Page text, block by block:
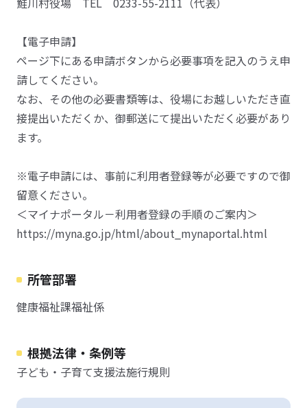
【電子申請】
ページ下にある申請ボタンから必要事項を記入のうえ申
請してください。
なお、その他の必要書類等は、役場にお越しいただき直
接提出いただくか、御郵送にて提出いただく必要があり
ます。
※電子申請には、事前に利用者登録等が必要ですので御
留意ください。
＜マイナポータル－利用者登録の手順のご案内＞
https://myna.go.jp/html/about_mynaportal.html
所管部署
健康福祉課福祉係
根拠法律・条例等
子ども・子育て支援法施行規則